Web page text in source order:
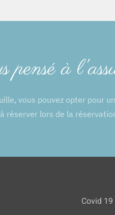
pensé à
vous pouvez opter pour
réserver lors de la
Covid 19